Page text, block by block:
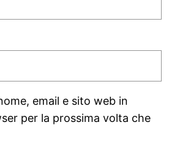
email e sito web in
per la prossima volta che